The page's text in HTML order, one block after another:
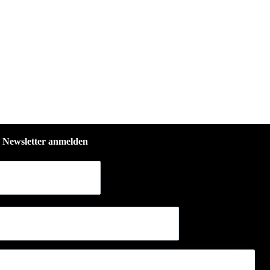
anmelden